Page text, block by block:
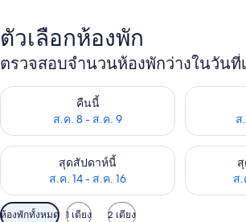
ตัวเลือกห้องพัก
ตรวจสอบจำนวนห้องพักว่างในวันที่
คืนนี้
ส.ค. 8 - ส.ค. 9
ตรวจสอบจำนวนห้องพักว่างในคืนนี้ ส.ค. 8 -
ส
ตรวจสอบ
สุดสัปดาห์นี้
ส.ค. 14 - ส.ค. 16
ตรวจสอบจำนวนห้องพักว่างในสุดสัปดาห์นี้ ส.
ส.
ตรวจสอบ
ตัว
ห้องพักทั้งหมด 1 เตียง 2 เตียง